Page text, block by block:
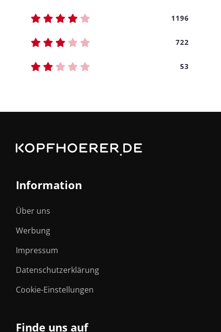
1196
722
53
Information
Über uns
Werbung
Impressum
Datenschutzerklärung
Cookie-Einstellungen
Finde uns auf